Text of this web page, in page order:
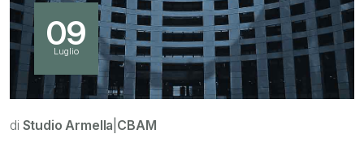
09
Luglio
di Studio Armella CBAM